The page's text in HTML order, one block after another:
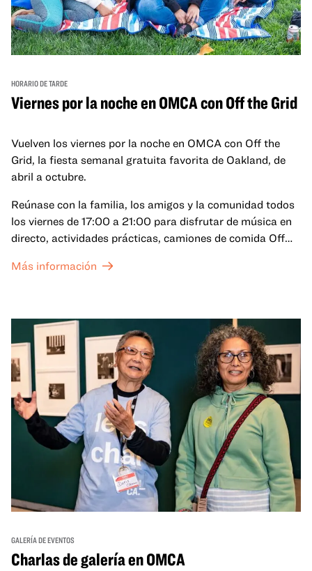
HORARIO DE TARDE
Viernes por la noche en OMCA con Off the Grid
Vuelven los viernes por la noche en OMCA con Off the
Grid, la fiesta semanal gratuita favorita de Oakland, de
abril a octubre.
Reúnase con la familia, los amigos y la comunidad todos
los viernes de 17:00 a 21:00 para disfrutar de música en
directo, actividades prácticas, camiones de comida Off
exposiciones especiales, con una
Más información
GALERÍA DE EVENTOS
Charlas de galería en OMCA